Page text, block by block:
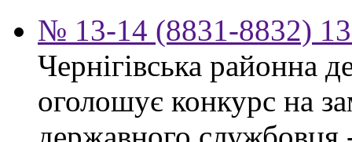
№ 13-14 (8831-8832)
Чернігівська районна
оголошує конкурс на